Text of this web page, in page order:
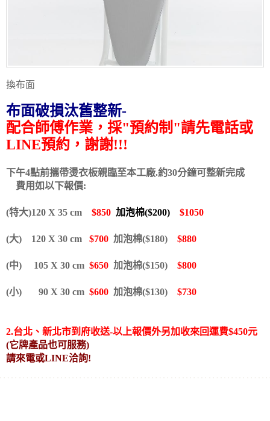
換布面
布面破損汰舊整新-
配合師傅作業，採"預約制"請先電話或
LINE預約，謝謝!!!
下午4點前攜帶燙衣板親臨至本工廠.約30分鐘可整新完成
費用如以下報價:
(特大)120 X 35 cm $850 加泡棉($200) $1050
(大) 120 X 30 cm $700 加泡棉($180) $880
(中) 105 X 30 cm $650 加泡棉($150) $800
(小) 90 X 30 cm $600 加泡棉($130) $730
2.台北、新北市到府收送-以上報價外另加收來回運費$450元
(它牌產品也可服務)
請來電或LINE洽詢!